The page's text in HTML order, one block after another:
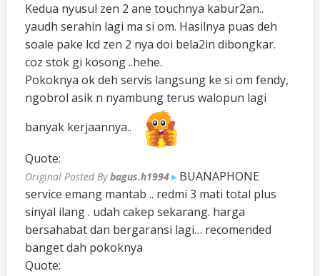
Kedua nyusul zen 2 ane touchnya kabur2an..
yaudh serahin lagi ma si om. Hasilnya puas deh
soale pake lcd zen 2 nya doi bela2in dibongkar.
coz stok gi kosong ..hehe.
Pokoknya ok deh servis langsung ke si om fendy,
ngobrol asik n nyambung terus walopun lagi
banyak kerjaannya..
Quote:
Original Posted Bybagus.h1994► BUANAPHONE
service emang mantab .. redmi 3 mati total plus
sinyal ilang . udah cakep sekarang. harga
bersahabat dan bergaransi lagi… recomended
banget dah pokoknya
Quote: